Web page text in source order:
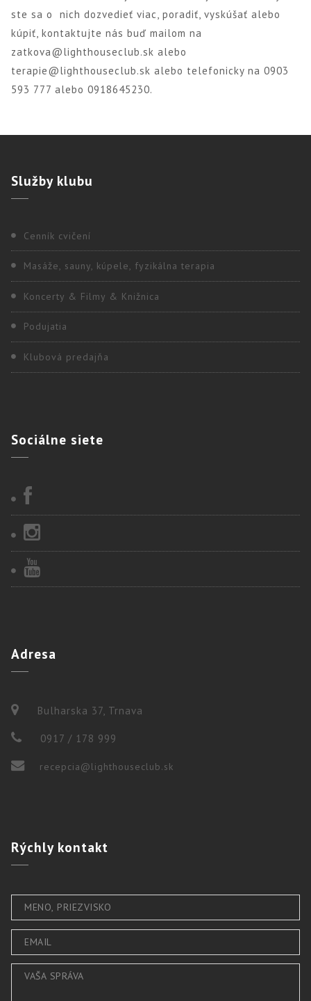
ste sa o nich dozvedieť viac, poradiť, vyskúšať alebo
kúpiť, kontaktujte nás buď mailom na
zatkova@lighthouseclub.sk alebo
terapie@lighthouseclub.sk alebo telefonicky na 0903
593 777 alebo 0918645230.
Službyklubu
Cenník cvičení
Masáže, sauny, kúpele, fyzikálna terapia
Koncerty & Filmy & Knižnica
Podujatia
Klubová predajňa
Sociálne siete
Adresa
Bulharska 37, Trnava
0917 / 178 999
recepcia@lighthouseclub.sk
Rýchlykontakt